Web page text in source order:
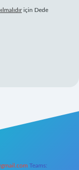
için Dede
Teams: